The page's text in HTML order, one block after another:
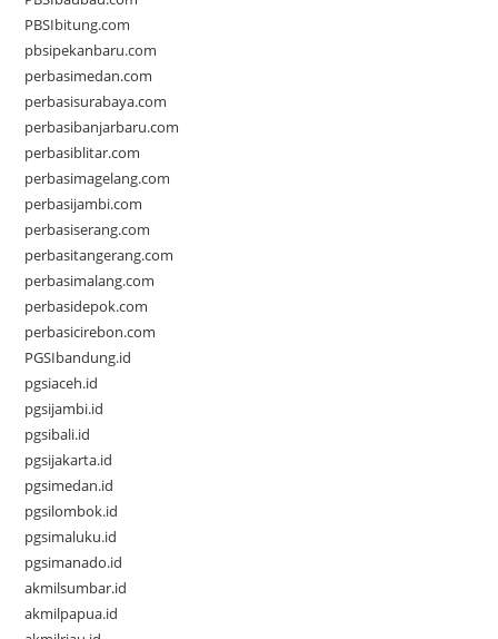
PBSIbitung.com
pbsipekanbaru.com
perbasimedan.com
perbasisurabaya.com
perbasibanjarbaru.com
perbasiblitar.com
perbasimagelang.com
perbasijambi.com
perbasiserang.com
perbasitangerang.com
perbasimalang.com
perbasidepok.com
perbasicirebon.com
PGSIbandung.id
pgsiaceh.id
pgsijambi.id
pgsibali.id
pgsijakarta.id
pgsimedan.id
pgsilombok.id
pgsimaluku.id
pgsimanado.id
akmilsumbar.id
akmilpapua.id